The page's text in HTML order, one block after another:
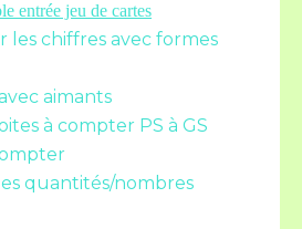
entrée jeu de cartes
les chiffres avec formes
aimants
à compter PS à GS
quantités/nombres